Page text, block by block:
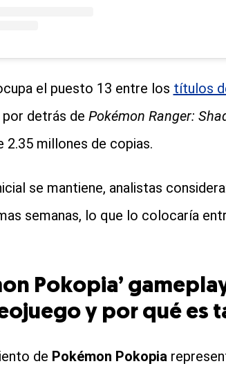
el puesto 13 entre los títulos
detrás de Pokémon Ranger:
2.35 millones de copias.
se mantiene, analistas
semanas, lo que lo colocaría
Pokopia’
y por qué es
de Pokémon Pokopia